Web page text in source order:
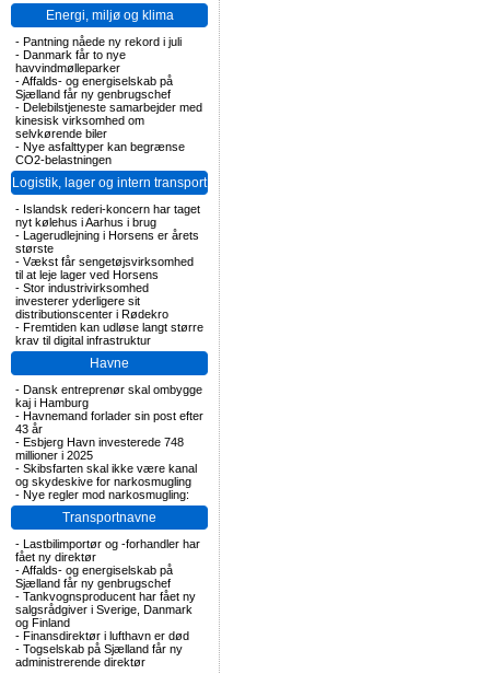
Energi, miljø og klima
- Pantning nåede ny rekord i juli
- Danmark får to nye
havvindmølleparker
-Affalds- og energiselskab på
Sjælland får ny genbrugschef
- Delebilstjeneste samarbejder med
kinesisk virksomhed om
selvkørende biler
- Nye asfalttyper kan begrænse
CO2-belastningen
Logistik, lager og intern transport
- Islandsk rederi-koncern har taget
nyt kølehus i Aarhus i brug
- Lagerudlejning i Horsens er årets
største
- Vækst får sengetøjsvirksomhed
til at leje lager ved Horsens
- Stor industrivirksomhed
investerer yderligere sit
distributionscenter i Rødekro
- Fremtiden kan udløse langt større
krav til digital infrastruktur
Havne
- Dansk entreprenør skal ombygge
kaj i Hamburg
- Havnemand forlader sin post efter
43 år
- Esbjerg Havn investerede 748
millioner i 2025
- Skibsfarten skal ikke være kanal
og skydeskive for narkosmugling
- Nye regler mod narkosmugling:
Transportnavne
- Lastbilimportør og -forhandler har
fået ny direktør
-Affalds- og energiselskab på
Sjælland får ny genbrugschef
- Tankvognsproducent har fået ny
salgsrådgiver i Sverige, Danmark
og Finland
- Finansdirektør i lufthavn er død
- Togselskab på Sjælland får ny
administrerende direktør